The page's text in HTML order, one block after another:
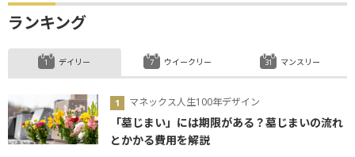
ランキング
デイリー
マネックス人生100年デザイン
「墓じまい」には期限がある？墓じまいの流れ
とかかる費用を解説
ウイークリー マンスリー